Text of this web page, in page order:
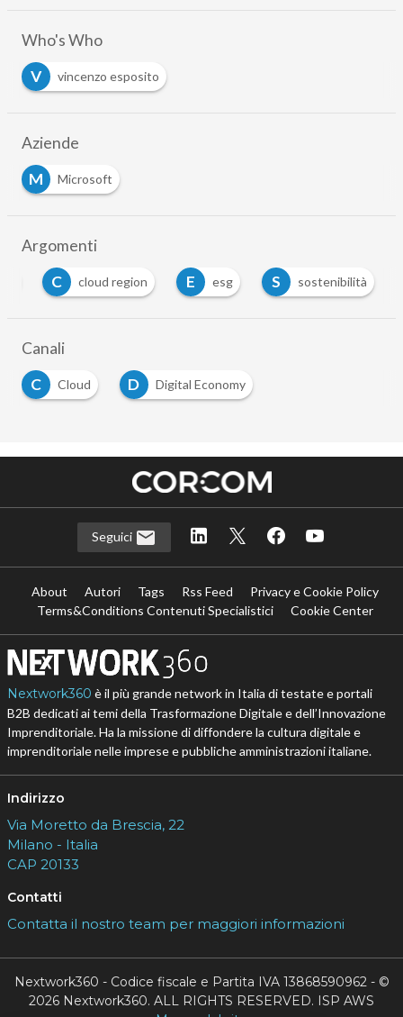
Who's Who
V
vincenzo esposito
Aziende
M
Microsoft
Argomenti
C cloud region E esg S sostenibilità
Canali
C
Cloud D Digital Economy
Seguici
About Autori Tags Rss Feed
Privacy e Cookie Policy
Terms&Conditions Contenuti Specialistici
Cookie Center
Nextwork360 è il più grande network in Italia di testate e portali
B2B dedicati ai temi della Trasformazione Digitale e dell’Innovazione
Imprenditoriale. Ha la missione di diffondere la cultura digitale e
imprenditoriale nelle imprese e pubbliche amministrazioni italiane.
Indirizzo
Via Moretto da Brescia, 22
Milano - Italia
CAP 20133
Contatti
Contatta il nostro team per maggiori informazioni
Nextwork360 - Codice fiscale e Partita IVA 13868590962 - ©
2026 Nextwork360. ALL RIGHTS RESERVED. ISP AWS